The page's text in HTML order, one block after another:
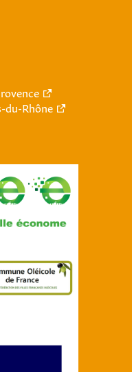
du-Rhône